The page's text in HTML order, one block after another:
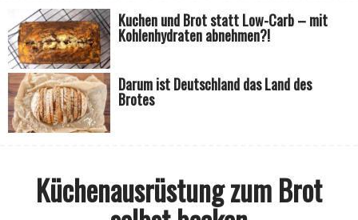
Kuchen und Brot statt Low-Carb – mit
Kohlenhydraten abnehmen?!
Darum ist Deutschland das Land des
Brotes
Küchenausrüstung zum Brot